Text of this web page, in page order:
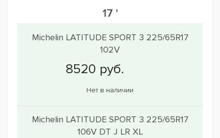
17 '
Michelin LATITUDE SPORT 3 225/65R17
102V
Нет в наличии
Michelin LATITUDE SPORT 3 225/65R17
106V DT J LR XL